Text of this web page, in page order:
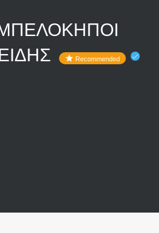
Recommended